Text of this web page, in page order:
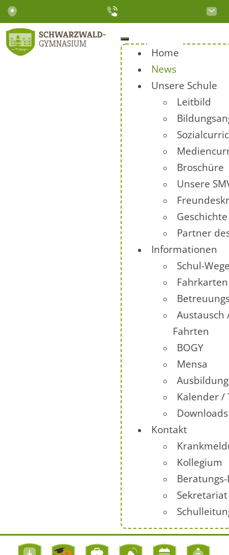
Home
News
Unsere Schule
Leitbild
Broschüre
Unsere
Geschichte
Partner
Informationen
Schul-
Fahrkarten
Austausch
Fahrten
BOGY
Mensa
Kalender /
Downloads
Kontakt
Kollegium
Sekretariat